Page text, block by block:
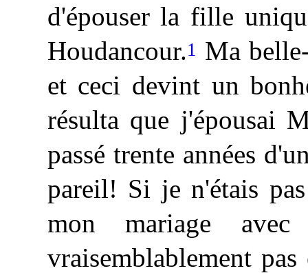
d'épouser la fille
Houdancour.1 Ma
et ceci devint un
résulta que j'épousai
passé trente années
pareil! Si je n'étais
mon mariage
vraisemblablement